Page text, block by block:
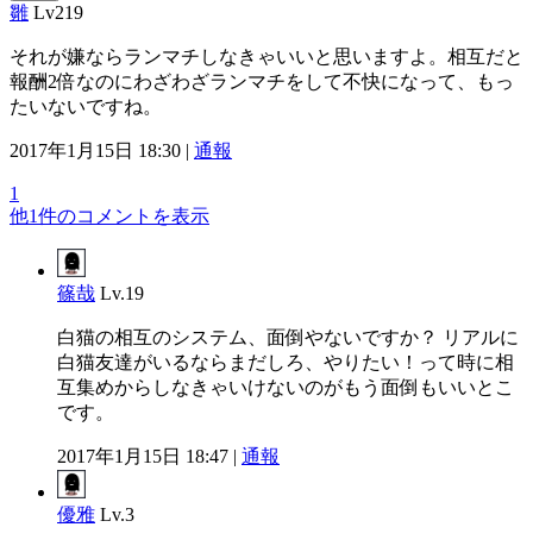
雛 Lv219
それが嫌ならランマチしなきゃいいと思いますよ。相互だと
報酬2倍なのにわざわざランマチをして不快になって、もっ
たいないですね。
2017年1月15日 18:30 | 通報
1
他1件のコメントを表示
篠哉 Lv.19
白猫の相互のシステム、面倒やないですか？ リアルに
白猫友達がいるならまだしろ、やりたい！って時に相
互集めからしなきゃいけないのがもう面倒もいいとこ
です。
2017年1月15日 18:47 | 通報
優雅 Lv.3